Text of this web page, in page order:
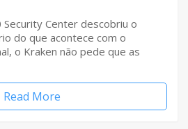
Center descobriu o
do que acontece com o
o Kraken não pede que as
Read More